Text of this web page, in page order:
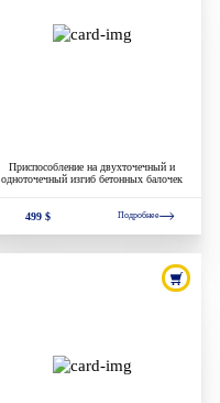
Приспособление на двухточечный и
одноточечный изгиб бетонных балочек
499 $ Подробнее